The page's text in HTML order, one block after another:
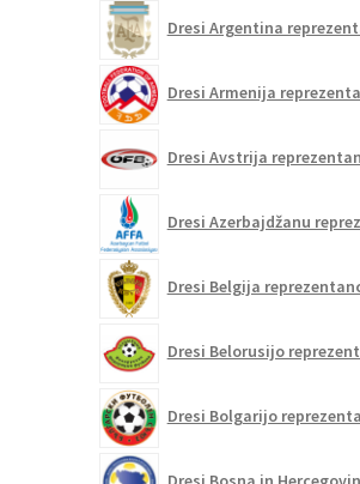
Dresi Argentina
Dresi Armenija
Dresi Avstrija
Dresi Azerbajdžanu
Dresi Belgija
Dresi Belorusijo
Dresi Bolgarijo